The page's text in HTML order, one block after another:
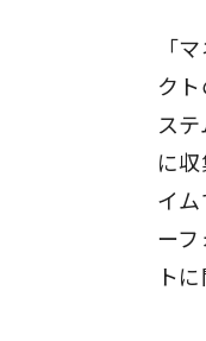
「
ク
ス
に
イ
ー
ト